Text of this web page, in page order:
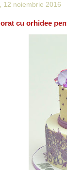
12 noiembrie 2016
cu orhidee